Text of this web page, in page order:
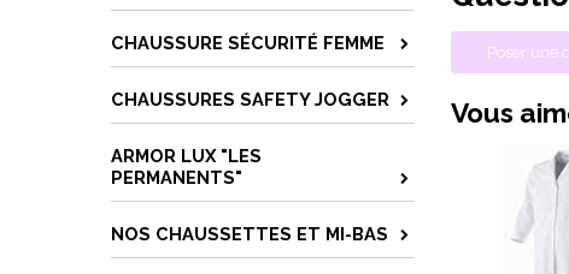
CHAUSSURE SÉCURITÉ FEMME
CHAUSSURES SAFETY JOGGER
ARMOR LUX "LES
PERMANENTS"
NOS CHAUSSETTES ET MI-BAS
Poser une
Vous